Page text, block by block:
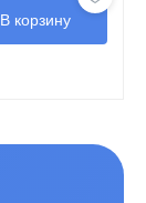
В корзину